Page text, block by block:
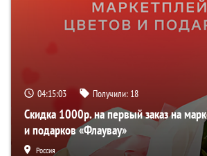
04:15:02 Получили: 18
Скидка 1000р. на первый заказ на
и подарков «Флаувау»
Россия